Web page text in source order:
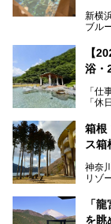
新横
ブル
的な
今回
を見
サウ
リの
内の
【
浴・
「仕
「休
たい
そん
神奈
など
う」
箱根
ス箱
神奈
リゾ
「箱
「ザ
「
を眺